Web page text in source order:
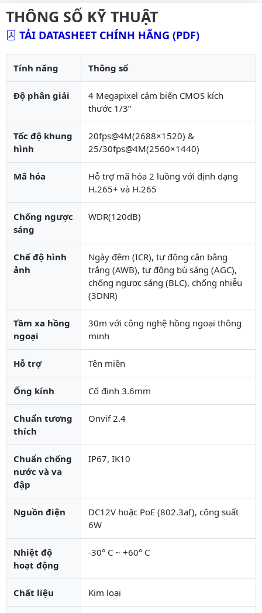
THÔNG SỐ KỸ THUẬT
TẢI DATASHEET CHÍNH HÃNG (PDF)
Tính năng Thông số
Độ phân giải
4 Megapixel cảm biến CMOS kích
thước 1/3”
Tốc độ khung
hình
20fps@4M(2688×1520) &
25/30fps@4M(2560×1440)
Mã hóa
Hỗ trợ mã hóa 2 luồng với định dạng
H.265+ và H.265
Chống ngược
sáng
WDR(120dB)
Chế độ hình
ảnh
Ngày đêm (ICR), tự động cân bằng
trắng (AWB), tự động bù sáng (AGC),
chống ngược sáng (BLC), chống nhiễu
(3DNR)
Tầm xa hồng
ngoại
30m với công nghệ hồng ngoại thông
minh
Hỗ trợ Tên miền
Ống kính Cố định 3.6mm
Chuẩn tương
thích
Onvif 2.4
Chuẩn chống
nước và va
đập
IP67, IK10
Nguồn điện
DC12V hoặc PoE (802.3af), công suất
6W
Nhiệt độ
hoạt động
-30° C ~ +60° C
Chất liệu Kim loại